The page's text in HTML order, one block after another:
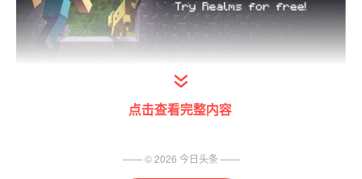
Mojang原本在2013年推出了PC版的领域服，
点击查看完整内容
—— ©2026 今日头条 ——